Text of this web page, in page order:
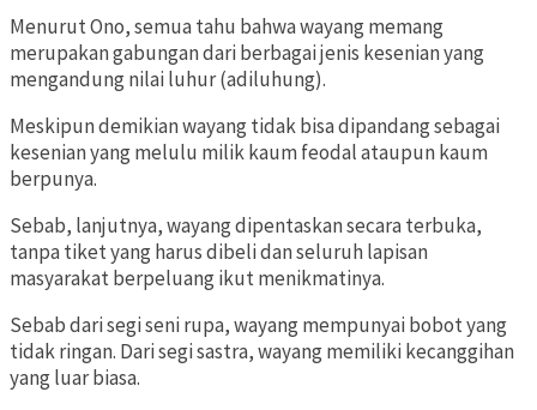
Menurut Ono, semua tahu bahwa wayang memang
merupakan gabungan dari berbagai jenis kesenian yang
mengandung nilai luhur (adiluhung).
Meskipun demikian wayang tidak bisa dipandang sebagai
kesenian yang melulu milik kaum feodal ataupun kaum
berpunya.
Sebab, lanjutnya, wayang dipentaskan secara terbuka,
tanpa tiket yang harus dibeli dan seluruh lapisan
masyarakat berpeluang ikut menikmatinya.
Sebab dari segi seni rupa, wayang mempunyai bobot yang
tidak ringan. Dari segi sastra, wayang memiliki kecanggihan
yang luar biasa.